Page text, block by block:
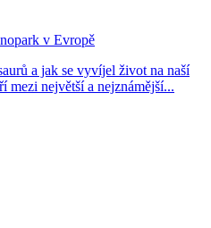
v Evropě
a jak se vyvíjel život na naší
mezi největší a nejznámější...